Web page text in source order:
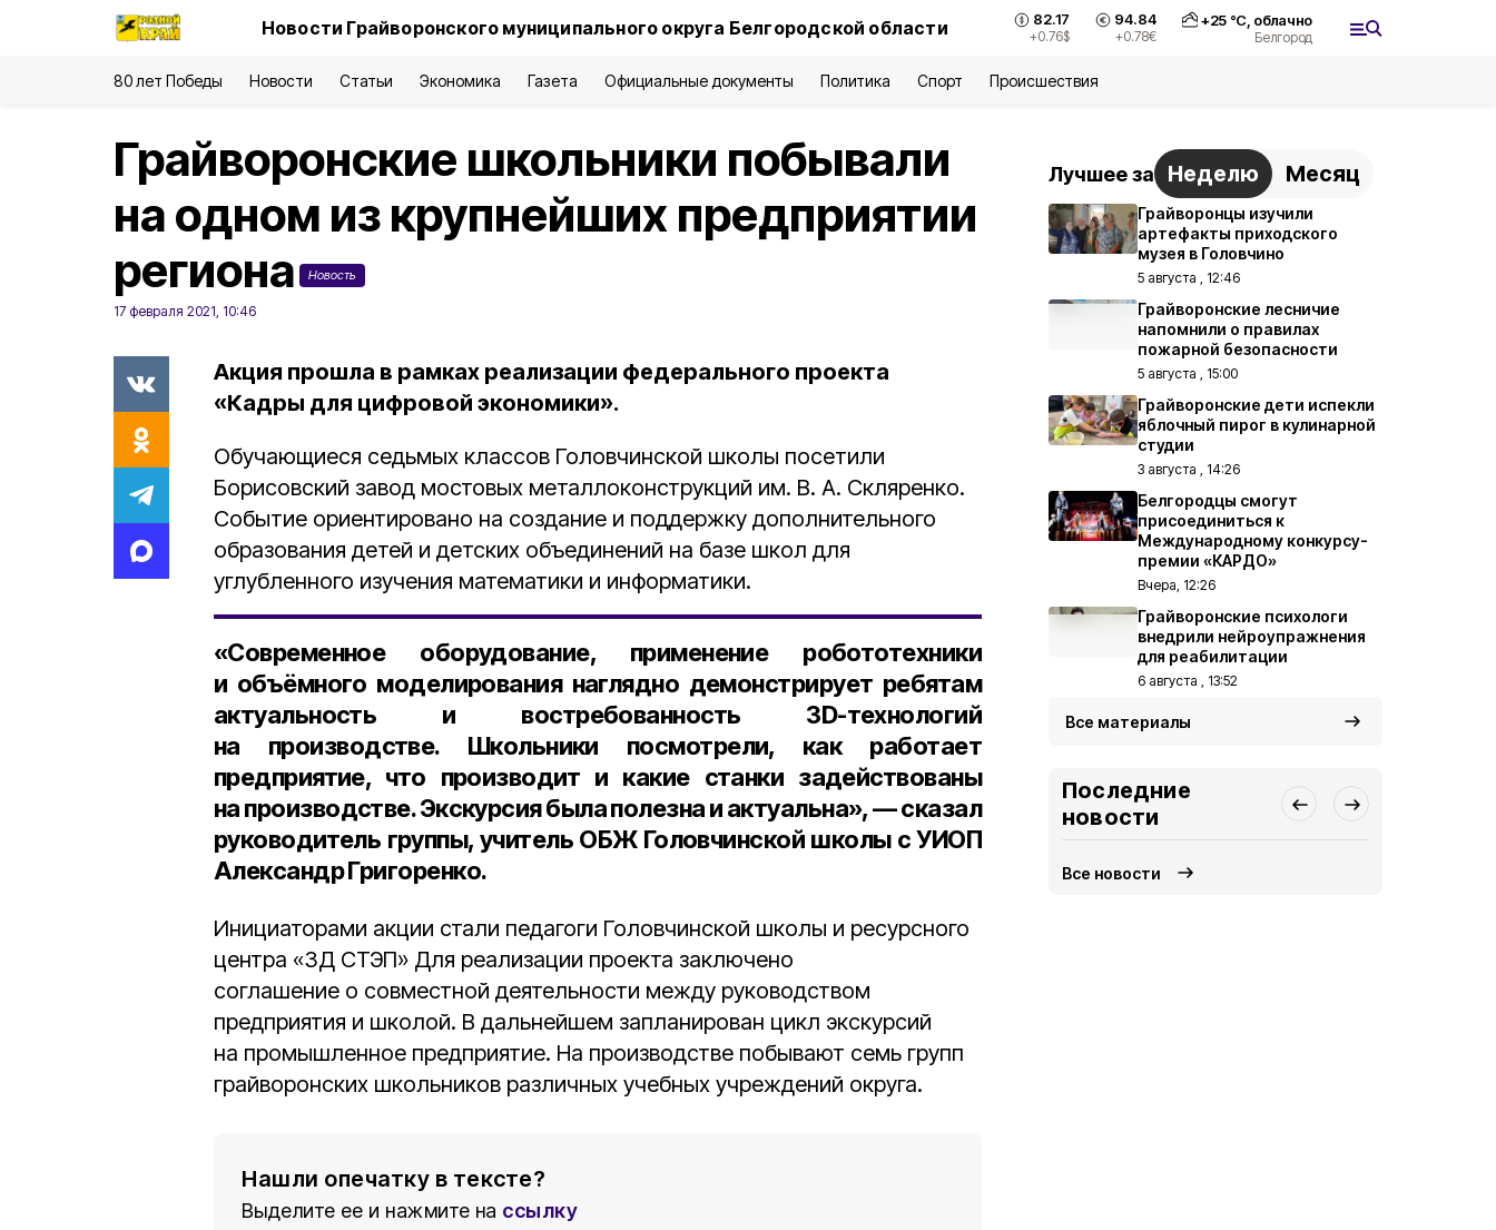
Новости Грайворонского муниципального округа Белгородской области 82.17
+0.76$
94.84
+0.78€
+25°С, облачно
Белгород
80 лет Победы Новости Статьи Экономика Газета Официальные документы Политика Спорт Происшествия
Грайворонские школьники побывали
на одном из крупнейших предприятии
региона
Новость
17 февраля 2021, 10:46
Акция прошла в рамках реализации федерального проекта
«Кадры для цифровой экономики».
Обучающиеся седьмых классов Головчинской школы посетили
Борисовский завод мостовых металлоконструкций им. В. А. Скляренко.
Событие ориентировано на создание и поддержку дополнительного
образования детей и детских объединений на базе школ для
углубленного изучения математики и информатики.
«Современное оборудование, применение робототехники
и объёмного моделирования наглядно демонстрирует ребятам
актуальность и востребованность 3D-технологий
на производстве. Школьники посмотрели, как работает
предприятие, что производит и какие станки задействованы
на производстве. Экскурсия была полезна и актуальна», — сказал
руководитель группы, учитель ОБЖ Головчинской школы с УИОП
Александр Григоренко.
Инициаторами акции стали педагоги Головчинской школы и ресурсного
центра «3Д СТЭП» Для реализации проекта заключено
соглашение о совместной деятельности между руководством
предприятия и школой. В дальнейшем запланирован цикл экскурсий
на промышленное предприятие. На производстве побывают семь групп
грайворонских школьников различных учебных учреждений округа.
Нашли опечатку в тексте?
Выделите ее и нажмите на ссылку
Лучшее за Неделю Месяц
Грайворонцы изучили
артефакты приходского
музея в Головчино
5 августа , 12:46
Грайворонские лесничие
напомнили о правилах
пожарной безопасности
5 августа , 15:00
Грайворонские дети испекли
яблочный пирог в кулинарной
студии
3 августа , 14:26
Белгородцы смогут
присоединиться к
Международному конкурсу-
премии «КАРДО»
Вчера, 12:26
Грайворонские психологи
внедрили нейроупражнения
для реабилитации
6 августа , 13:52
Все материалы
Последние
новости
Все новости